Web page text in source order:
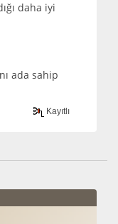
daha iyi
ada sahip
Kayıtlı